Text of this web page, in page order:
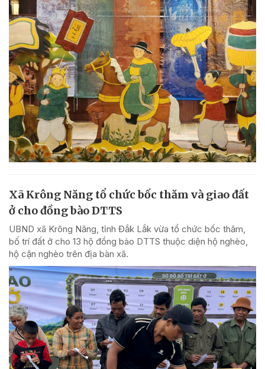
Xã Krông Năng tổ chức bốc thăm và giao đất
ở cho đồng bào DTTS
UBND xã Krông Năng, tỉnh Đắk Lắk vừa tổ chức bốc thăm,
bố trí đất ở cho 13 hộ đồng bào DTTS thuộc diện hộ nghèo,
hộ cận nghèo trên địa bàn xã.